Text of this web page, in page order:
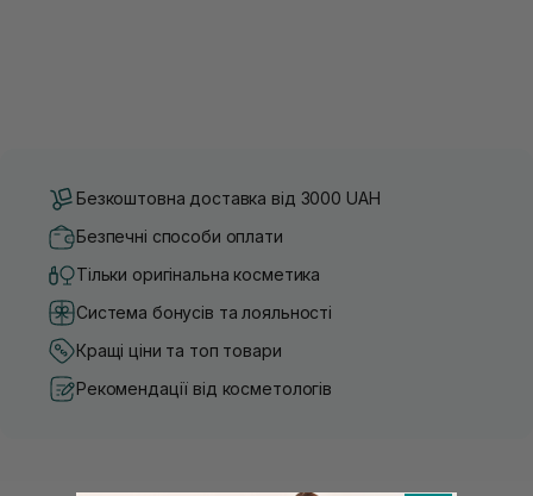
Безкоштовна доставка від 3000 UAH
Безпечні способи оплати
Тільки оригінальна косметика
Система бонусів та лояльності
Кращі ціни та топ товари
Рекомендації від косметологів